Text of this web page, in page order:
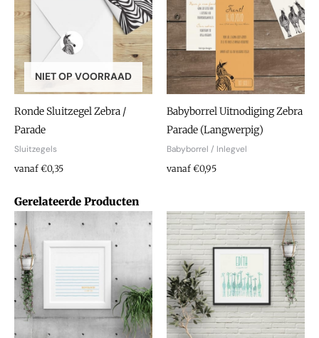
NIET OP VOORRAAD
Ronde Sluitzegel Zebra /
Parade
Sluitzegels
vanaf €0,35
Babyborrel Uitnodiging Zebra
Parade (Langwerpig)
Babyborrel / Inlegvel
vanaf €0,95
Gerelateerde Producten